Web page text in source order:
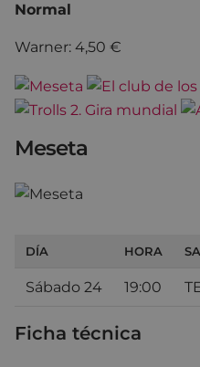
Normal
Warner: 4,50 €
Meseta
DÍA HORA
Sábado 24 19:00
Ficha técnica